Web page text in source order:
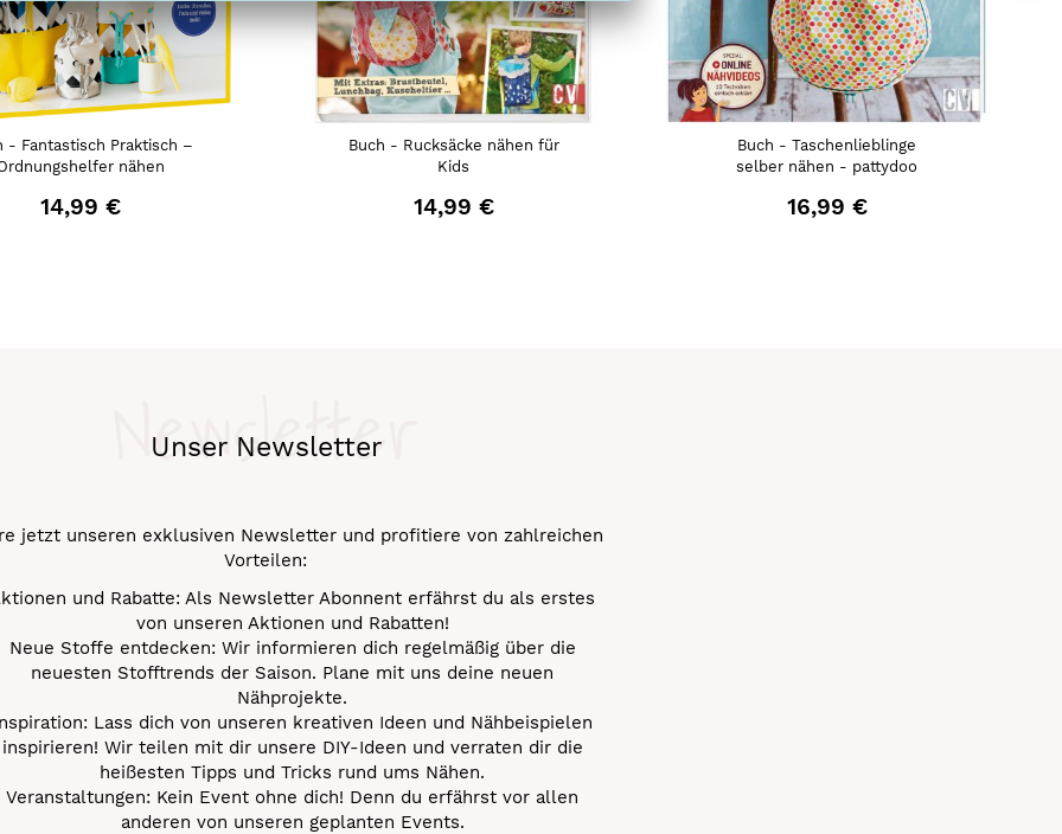
- Fantastisch Praktisch –
nähen
14,99 €
Buch - Rucksäcke nähen für
Kids
14,99 €
Buch - Taschenlieblinge
selber nähen - pattydoo
16,99 €
Unser Newsletter
Newsletter
jetzt unseren exklusiven Newsletter und profitiere von zahlreichen
Vorteilen:
und Rabatte: Als Newsletter Abonnent erfährst du als erstes
von unseren Aktionen und Rabatten!
Neue Stoffe entdecken: Wir informieren dich regelmäßig über die
neuesten Stofftrends der Saison. Plane mit uns deine neuen
Nähprojekte.
Lass dich von unseren kreativen Ideen und Nähbeispielen
inspirieren! Wir teilen mit dir unsere DIY-Ideen und verraten dir die
heißesten Tipps und Tricks rund ums Nähen.
Veranstaltungen: Kein Event ohne dich! Denn du erfährst vor allen
anderen von unseren geplanten Events.